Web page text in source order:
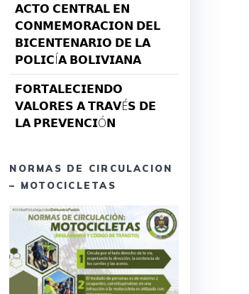
𝗔𝗖𝗧𝗢 𝗖𝗘𝗡𝗧𝗥𝗔𝗟 𝗘𝗡
𝗖𝗢𝗡𝗠𝗘𝗠𝗢𝗥𝗔𝗖𝗜𝗢𝗡 𝗗𝗘𝗟
𝗕𝗜𝗖𝗘𝗡𝗧𝗘𝗡𝗔𝗥𝗜𝗢 𝗗𝗘 𝗟𝗔
𝗣𝗢𝗟𝗜𝗖Í𝗔 𝗕𝗢𝗟𝗜𝗩𝗜𝗔𝗡𝗔
𝗙𝗢𝗥𝗧𝗔𝗟𝗘𝗖𝗜𝗘𝗡𝗗𝗢
𝗩𝗔𝗟𝗢𝗥𝗘𝗦 𝗔 𝗧𝗥𝗔𝗩É𝗦 𝗗𝗘
𝗟𝗔 𝗣𝗥𝗘𝗩𝗘𝗡𝗖𝗜Ó𝗡
NORMAS DE CIRCULACION
– MOTOCICLETAS